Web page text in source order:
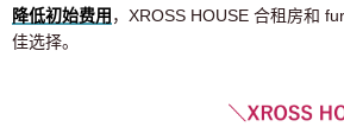
降低初始费用 ，XROSS HOUSE 合租房和
佳选择。